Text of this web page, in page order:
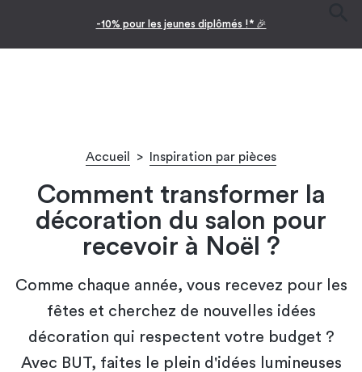
Facilitez vos achats avec le paiement en 10x
Accueil > Inspiration par pièces
Comment transformer la
décoration du salon pour
recevoir à Noël ?
Comme chaque année, vous recevez pour les
fêtes et cherchez de nouvelles idées
décoration qui respectent votre budget ?
Avec BUT, faites le plein d'idées lumineuses